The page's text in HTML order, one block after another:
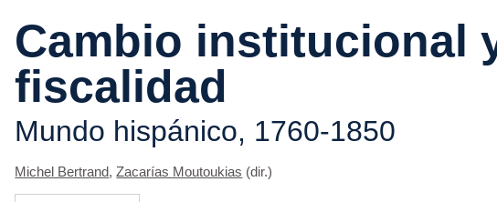
Cambio institucional
fiscalidad
Mundo hispánico, 1760-1850
Michel Bertrand,Zacarías Moutoukias (dir.)